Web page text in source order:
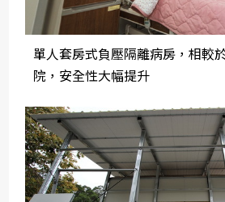
單人套房式負壓隔離病房，相較
院，安全性大幅提升